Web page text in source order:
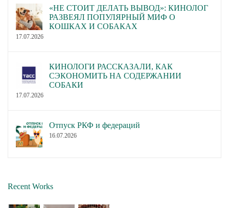
«НЕ СТОИТ ДЕЛАТЬ ВЫВОД»: КИНОЛОГ
РАЗВЕЯЛ ПОПУЛЯРНЫЙ МИФ О
КОШКАХ И СОБАКАХ
17.07.2026
КИНОЛОГИ РАССКАЗАЛИ, КАК
СЭКОНОМИТЬ НА СОДЕРЖАНИИ
СОБАКИ
17.07.2026
Отпуск РКФ и федераций
16.07.2026
Recent Works